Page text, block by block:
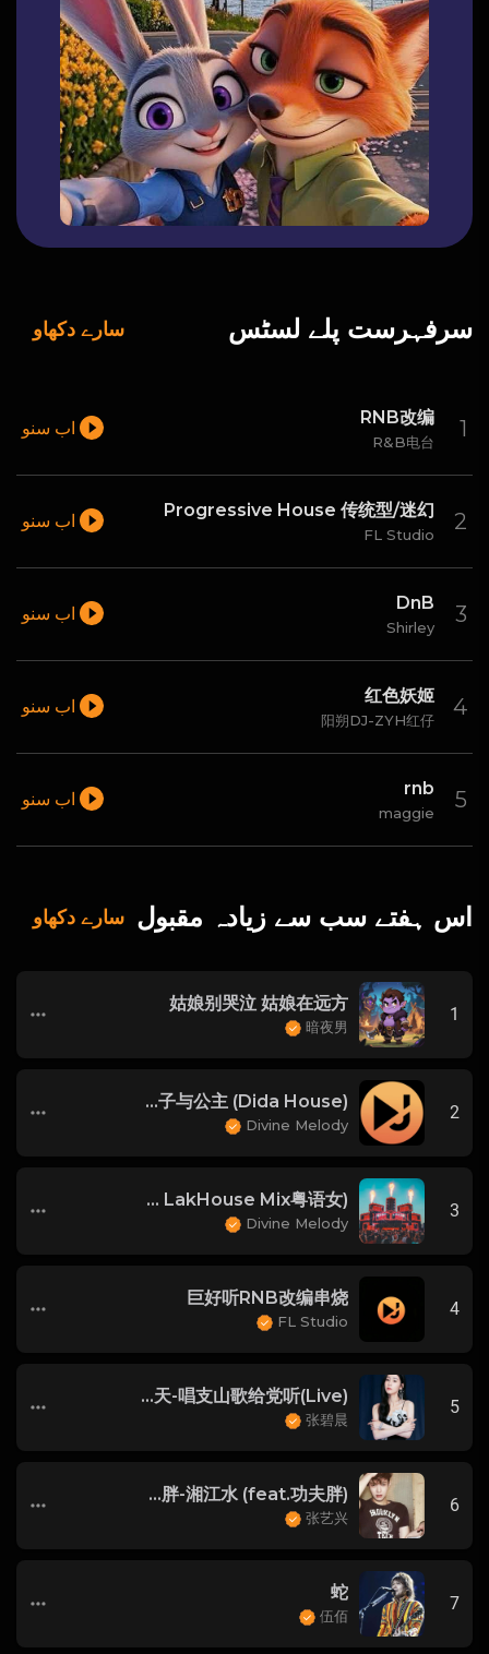
سرفہرست پلے لسٹس سارے دکھاو
RNB改编
R&B电台
اب سنو
Progressive House 传统型/迷幻
FL Studio
اب سنو
DnB
Shirley
اب سنو
红色妖姬
阳朔DJ-ZYH红仔
اب سنو
rnb
maggie
اب سنو
اس ہفتے سب سے زیادہ مقبول سارے دکھاو
1
姑娘别哭泣 姑娘在远方
暗夜男
2
didadj-王子与公主 (Dida House)
Divine Melody
3
梁咏琪 - 灰姑娘(Dj小唐 LakHouse Mix粤语女)
Divine Melody
4
巨好听RNB改编串烧
FL Studio
5
王一博&大张伟&汪涵&钱枫&吴碧霞&张碧晨&小春天-唱支山歌给党听(Live)
张碧晨
6
张艺兴&功夫胖-湘江水 (feat.功夫胖)
张艺兴
7
蛇
伍佰